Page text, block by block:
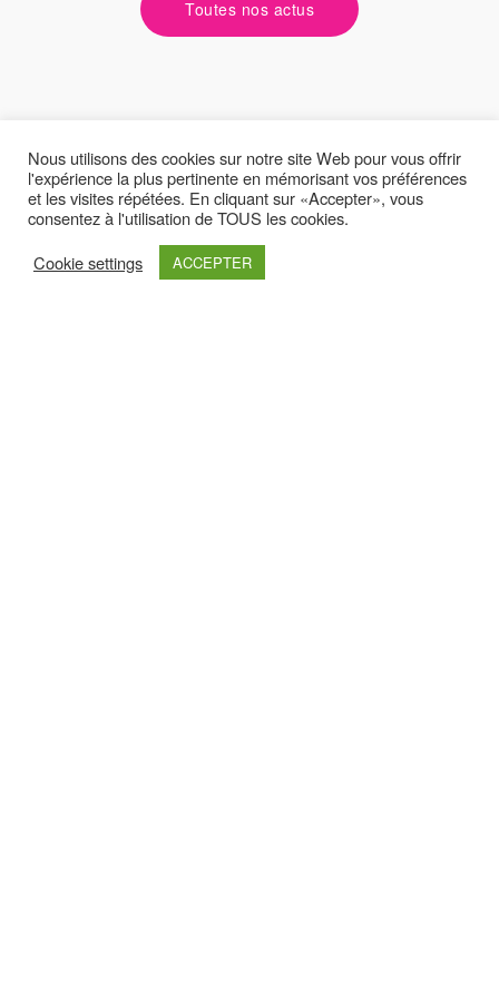
Toutes nos actus
Nous utilisons des cookies sur notre site Web pour vous offrir
l'expérience la plus pertinente en mémorisant vos préférences
et les visites répétées. En cliquant sur «Accepter», vous
consentez à l'utilisation de TOUS les cookies.
Cookie settings
ACCEPTER